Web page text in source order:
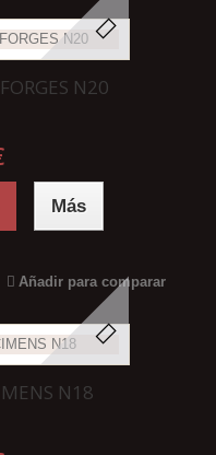
N20
Más
Añadir para comparar
N18